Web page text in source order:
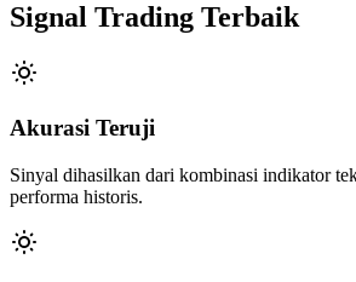
Signal Trading Terbaik
Akurasi Teruji
Sinyal dihasilkan dari kombinasi indikator
performa historis.